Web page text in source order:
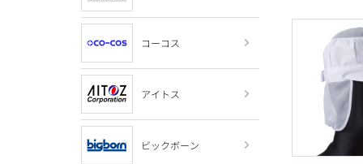
コーコス
アイトス
ビックボーン